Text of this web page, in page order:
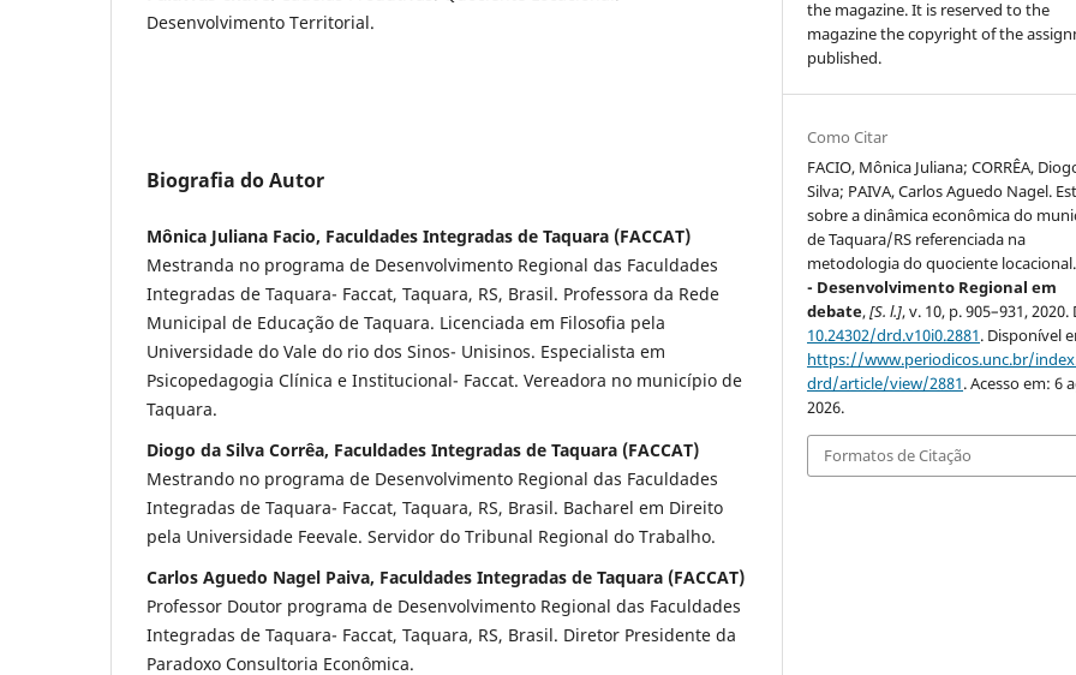
Desenvolvimento Territorial.
Biografia do Autor
Mônica Juliana Facio, Faculdades Integradas de Taquara (FACCAT)
Mestranda no programa de Desenvolvimento Regional das Faculdades
Integradas de Taquara- Faccat, Taquara, RS, Brasil. Professora da Rede
Municipal de Educação de Taquara. Licenciada em Filosofia pela
Universidade do Vale do rio dos Sinos- Unisinos. Especialista em
Psicopedagogia Clínica e Institucional- Faccat. Vereadora no município de
Taquara.
Diogo da Silva Corrêa, Faculdades Integradas de Taquara (FACCAT)
Mestrando no programa de Desenvolvimento Regional das Faculdades
Integradas de Taquara- Faccat, Taquara, RS, Brasil. Bacharel em Direito
pela Universidade Feevale. Servidor do Tribunal Regional do Trabalho.
Carlos Aguedo Nagel Paiva, Faculdades Integradas de Taquara (FACCAT)
Professor Doutor programa de Desenvolvimento Regional das Faculdades
Integradas de Taquara- Faccat, Taquara, RS, Brasil. Diretor Presidente da
Paradoxo Consultoria Econômica.
the magazine. It is reserved to the
magazine the copyright of the
published.
Como Citar
FACIO, Mônica Juliana; CORRÊA,
Silva; PAIVA, Carlos Aguedo Nagel.
sobre a dinâmica econômica do
de Taquara/RS referenciada na
metodologia do quociente locacional.
- Desenvolvimento Regional em
debate,[S. l.], v. 10, p. 905–931, 2020.
10.24302/drd.v10i0.2881. Disponível
https://www.periodicos.unc.br/
drd/article/view/2881. Acesso em: 6
2026.
Formatos de Citação